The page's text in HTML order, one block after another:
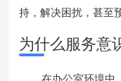
持，解决困扰，甚至
为什么服务意
在办公室环境中